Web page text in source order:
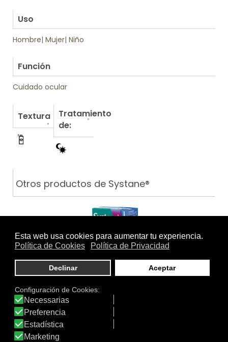
Uso
Hombre| Mujer| Niño
Función
Cuidado ocular
Textura
Tratamiento
de:
Otros productos de Systane®